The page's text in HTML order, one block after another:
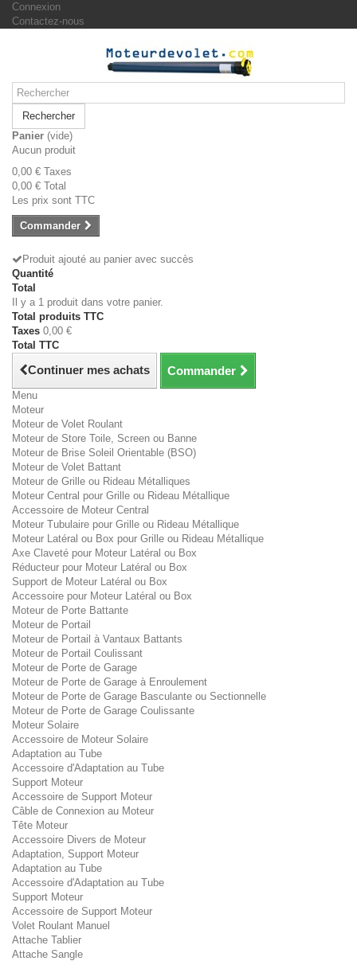
Connexion
Contactez-nous
Rechercher
Panier (vide)
Aucun produit
0,00 € Taxes
0,00 € Total
Les prix sont TTC
Commander
Produit ajouté au panier avec succès
Quantité
Total
Il y a 1 produit dans votre panier.
Total produits TTC
Taxes 0,00 €
Total TTC
Continuer mes achats Commander
Menu
Moteur
Moteur de Volet Roulant
Moteur de Store Toile, Screen ou Banne
Moteur de Brise Soleil Orientable (BSO)
Moteur de Volet Battant
Moteur de Grille ou Rideau Métalliques
Moteur Central pour Grille ou Rideau Métallique
Accessoire de Moteur Central
Moteur Tubulaire pour Grille ou Rideau Métallique
Moteur Latéral ou Box pour Grille ou Rideau Métallique
Axe Claveté pour Moteur Latéral ou Box
Réducteur pour Moteur Latéral ou Box
Support de Moteur Latéral ou Box
Accessoire pour Moteur Latéral ou Box
Moteur de Porte Battante
Moteur de Portail
Moteur de Portail à Vantaux Battants
Moteur de Portail Coulissant
Moteur de Porte de Garage
Moteur de Porte de Garage à Enroulement
Moteur de Porte de Garage Basculante ou Sectionnelle
Moteur de Porte de Garage Coulissante
Moteur Solaire
Accessoire de Moteur Solaire
Adaptation au Tube
Accessoire d'Adaptation au Tube
Support Moteur
Accessoire de Support Moteur
Câble de Connexion au Moteur
Tête Moteur
Accessoire Divers de Moteur
Adaptation, Support Moteur
Adaptation au Tube
Accessoire d'Adaptation au Tube
Support Moteur
Accessoire de Support Moteur
Volet Roulant Manuel
Attache Tablier
Attache Sangle